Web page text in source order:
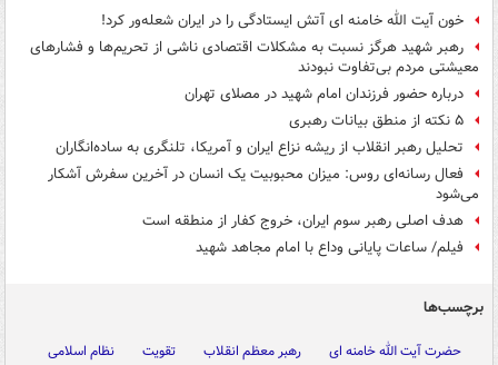
خون آیت الله خامنه ای آتش ایستادگی را در ایران شعله‌ور کرد!
رهبر شهید هرگز نسبت به مشکلات اقتصادی ناشی از تحریم‌ها و فشارهای
معیشتی مردم بی‌تفاوت نبودند
درباره حضور فرزندان امام شهید در مصلای تهران
۵ نکته از منطق بیانات رهبری
تحلیل رهبر انقلاب از ریشه نزاع ایران و آمریکا، تلنگری به ساده‌انگاران
فعال رسانه‌ای روس: میزان محبوبیت یک انسان در آخرین سفرش آشکار
می‌شود
هدف اصلی رهبر سوم ایران، خروج کفار از منطقه است
فیلم/ ساعات پایانی وداع با امام مجاهد شهید
برچسب‌ها
حضرت آیت الله خامنه ای رهبر معظم انقلاب تقویت
نظام اسلامی